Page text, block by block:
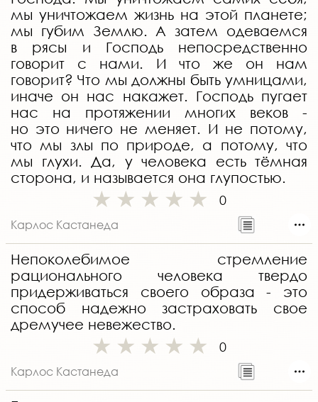
мы уничтожаем жизнь на этой планете;
мы губим Землю. А затем одеваемся
в рясы и Господь непосредственно
говорит с нами. И что же он нам
говорит? Что мы должны быть умницами,
иначе он нас накажет. Господь пугает
нас на протяжении многих веков -
но это ничего не меняет. И не потому,
что мы злы по природе, а потому, что
мы глухи. Да, у человека есть тёмная
сторона, и называется она глупостью.
0
Карлос Кастанеда
Непоколебимое стремление
рационального человека твердо
придерживаться своего образа - это
способ надежно застраховать свое
дремучее невежество.
0
Карлос Кастанеда